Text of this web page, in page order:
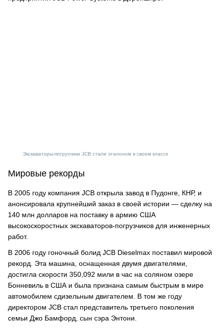
Экскаваторы-погрузчики JCB стали эталоном в своем классе
Мировые рекорды
В 2005 году компания JCB открыла завод в Пудонге, КНР, и
анонсировала крупнейший заказ в своей истории — сделку на
140 млн долларов на поставку в армию США
высокоскоростных экскаваторов-погрузчиков для инженерных
работ.
В 2006 году гоночный болид JCB Dieselmax поставил мировой
рекорд. Эта машина, оснащенная двумя двигателями,
достигла скорости 350,092 мили в час на соляном озере
Бонневиль в США и была признана самым быстрым в мире
автомобилем сдизельным двигателем. В том же году
директором JCB стал представитель третьего поколения
семьи Джо Бамфорд, сын сэра Энтони.